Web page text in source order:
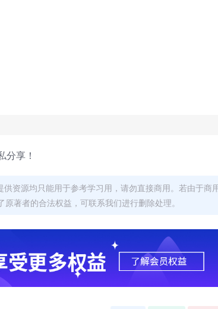
分享！
资源均只能用于参考学习用，请勿直接商用。若由于商
著者的合法权益，可联系我们进行删除处理。